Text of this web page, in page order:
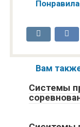
Вам
Системы